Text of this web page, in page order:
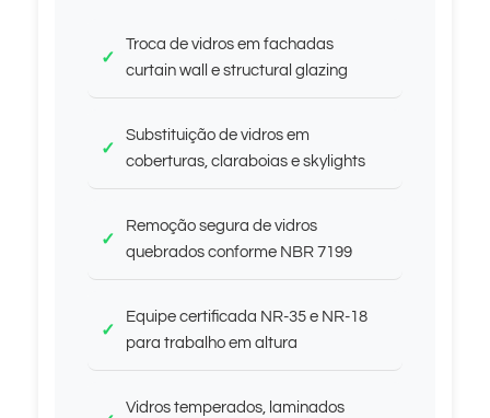
Troca de vidros em fachadas
curtain wall e structural glazing
Substituição de vidros em
coberturas, claraboias e skylights
Remoção segura de vidros
quebrados conforme NBR 7199
Equipe certificada NR-35 e NR-18
para trabalho em altura
Vidros temperados, laminados